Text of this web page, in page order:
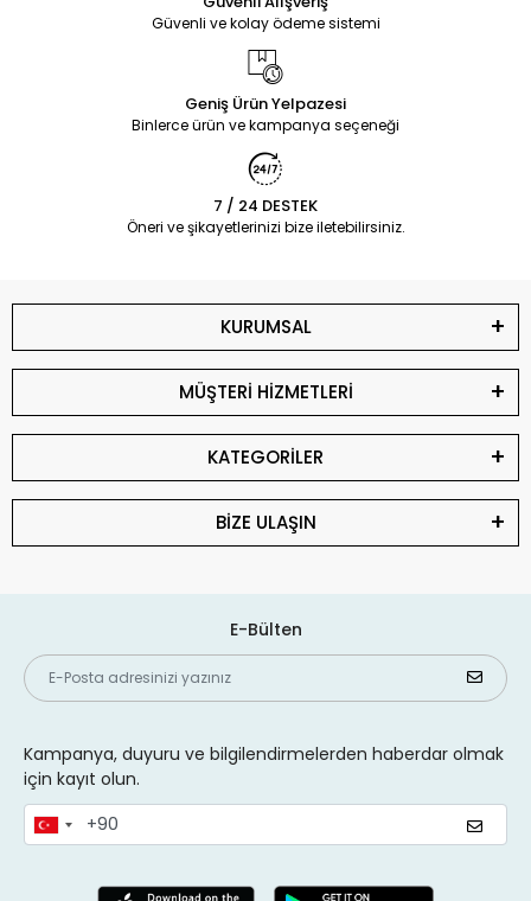
Güvenli ve kolay ödeme sistemi
Geniş Ürün Yelpazesi
Binlerce ürün ve kampanya seçeneği
7 / 24 DESTEK
Öneri ve şikayetlerinizi bize iletebilirsiniz.
KURUMSAL
MÜŞTERİ HİZMETLERİ
KATEGORİLER
BİZE ULAŞIN
E-Bülten
Kampanya, duyuru ve bilgilendirmelerden haberdar olmak
için kayıt olun.